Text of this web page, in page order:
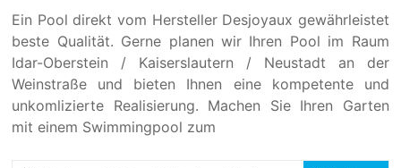
Ein Pool direkt vom Hersteller Desjoyaux gewährleistet
beste Qualität. Gerne planen wir Ihren Pool im Raum
Idar-Oberstein / Kaiserslautern / Neustadt an der
Weinstraße und bieten Ihnen eine kompetente und
unkomlizierte Realisierung. Machen Sie Ihren Garten
mit einem Swimmingpool zum